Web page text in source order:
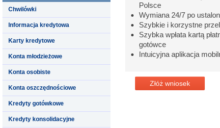
Chwilówki
Informacja kredytowa
Karty kredytowe
Konta młodzieżowe
Konta osobiste
Konta oszczędnościowe
Kredyty gotówkowe
Kredyty konsolidacyjne
Polsce
Wymiana 24/7 po
Szybkie i korzystne
Szybka wpłata kartą
gotówce
Intuicyjna aplikacja
Złóż wniosek